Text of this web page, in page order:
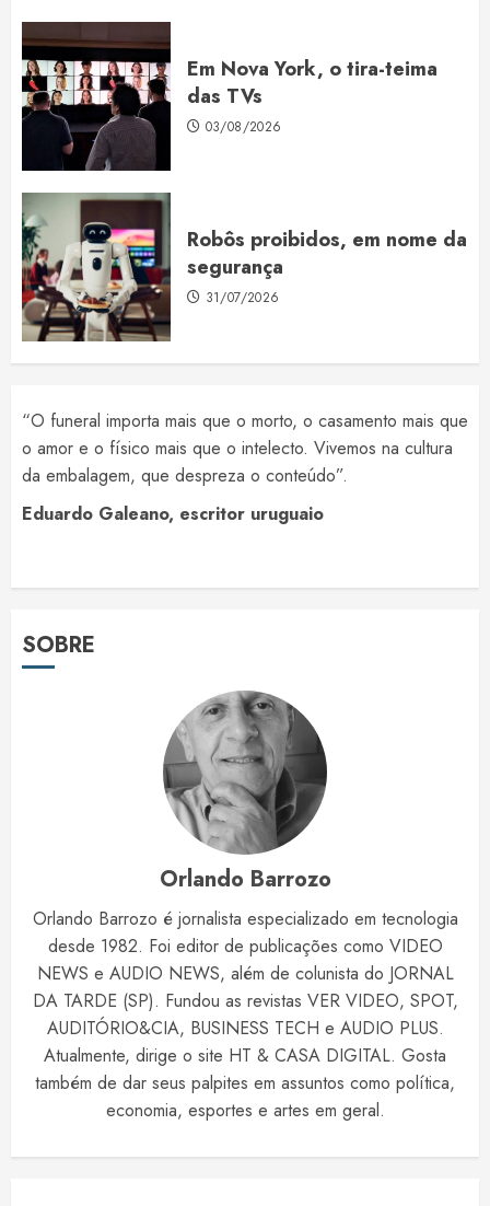
Em Nova York, o tira-teima
das TVs
03/08/2026
Robôs proibidos, em nome da
segurança
31/07/2026
“O funeral importa mais que o morto, o casamento mais que
o amor e o físico mais que o intelecto. Vivemos na cultura
da embalagem, que despreza o conteúdo”.
Eduardo Galeano, escritor uruguaio
SOBRE
Orlando Barrozo
Orlando Barrozo é jornalista especializado em tecnologia
desde 1982. Foi editor de publicações como VIDEO
NEWS e AUDIO NEWS, além de colunista do JORNAL
DA TARDE (SP). Fundou as revistas VER VIDEO, SPOT,
AUDITÓRIO&CIA, BUSINESS TECH e AUDIO PLUS.
Atualmente, dirige o site HT & CASA DIGITAL. Gosta
também de dar seus palpites em assuntos como política,
economia, esportes e artes em geral.